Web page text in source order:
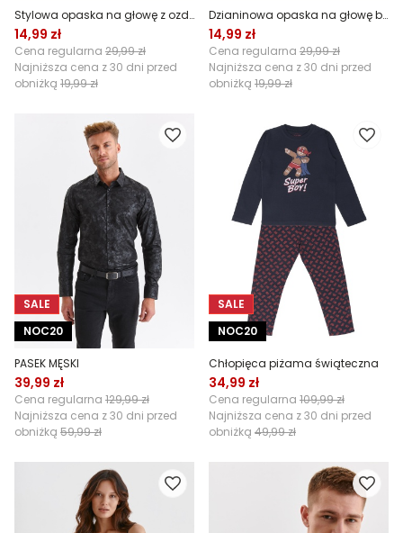
Stylowa opaska na głowę z ozdobnymi kamieniami
14,99 zł
Cena regularna 29,99 zł
Najniższa cena z 30 dni przed
obniżką 19,99 zł
Dzianinowa opaska na głowę beżowa
14,99 zł
Cena regularna 29,99 zł
Najniższa cena z 30 dni przed
obniżką 19,99 zł
SALE
NOC20
PASEK MĘSKI
39,99 zł
Cena regularna 129,99 zł
Najniższa cena z 30 dni przed
obniżką 59,99 zł
SALE
NOC20
Chłopięca piżama świąteczna
34,99 zł
Cena regularna 109,99 zł
Najniższa cena z 30 dni przed
obniżką 49,99 zł